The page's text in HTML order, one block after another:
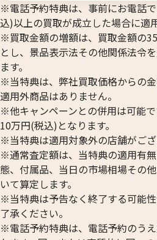
※電話予約特典は、事前にお電話
込)以上の買取が成立した場合に適
※買取金額の増額は、買取金額の
とし、景品表示法その他関係法令
ます。
※当特典は、弊社買取価格からの金
適用外商品はありません。
※他キャンペーンとの併用は可能
10万円(税込)となります。
※当特典は適用対象外の店舗がござ
※通常査定額は、当特典の適用有
態、付属品、当日の市場相場その
いて算定します。
※当特典は予告なく終了する可能
了承ください。
※電話予約特典は、電話予約のう